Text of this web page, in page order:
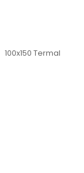
100x150 Termal